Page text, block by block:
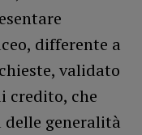
differente a
validato
credito, che
generalità